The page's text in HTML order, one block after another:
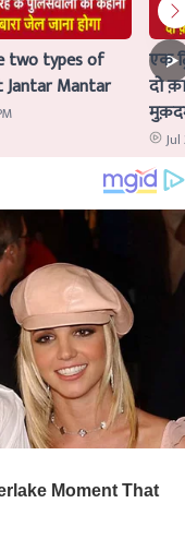
two types of
Mantar
एक
दो
Jul